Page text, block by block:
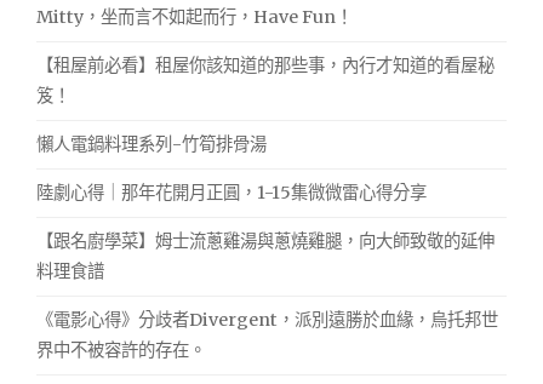
Mitty，坐而言不如起而行，Have Fun！
【租屋前必看】租屋你該知道的那些事，內行才知道的看屋秘
笈！
懶人電鍋料理系列-竹筍排骨湯
陸劇心得｜那年花開月正圓，1-15集微微雷心得分享
【跟名廚學菜】姆士流蔥雞湯與蔥燒雞腿，向大師致敬的延伸
料理食譜
《電影心得》分歧者Divergent，派別遠勝於血緣，烏托邦世
界中不被容許的存在。